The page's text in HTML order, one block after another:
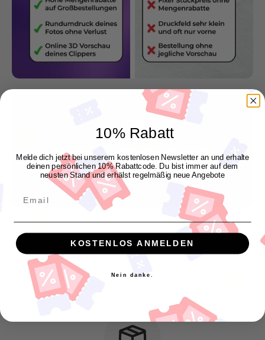
Wir lassen unsere Kunden für uns sprechen
"Genau so wie ich es mir vorgestellt habe"
Manuel P.
10% Rabatt
Melde dich jetzt bei unserem kostenlosen Newsletter an und erhalte
deinen persönlichen 10% Rabattcode. Du bist immer auf dem
neusten Stand und erhälst regelmäßig neue Angebote
KOSTENLOS ANMELDEN
Nein danke.